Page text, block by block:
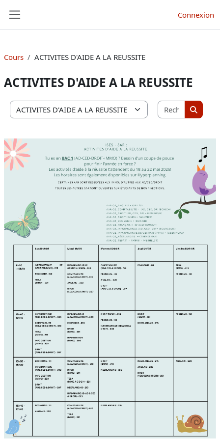
Connexion
Cours ACTIVITES D'AIDE A LA REUSSITE
ACTIVITES D'AIDE A LA REUSSITE
Catégories de cours